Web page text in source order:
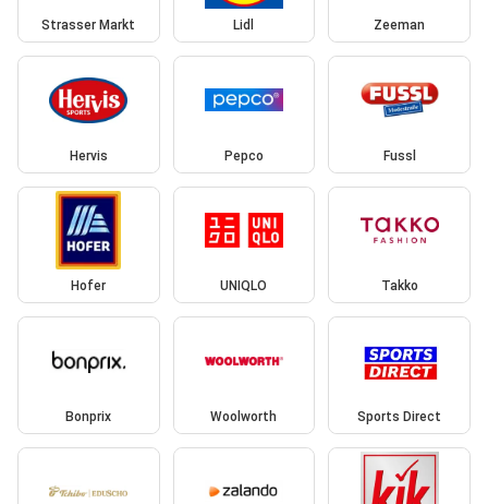
Strasser Markt Lidl Zeeman
Hervis Pepco Fussl
Hofer UNIQLO Takko
Bonprix Woolworth Sports Direct